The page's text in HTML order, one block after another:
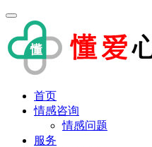
首页
情感咨询
情感问题
服务